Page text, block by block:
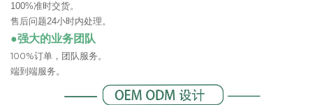
100%准时交货。
售后问题24小时内处理。
●强大的业务团队
100%订单，团队服务。
端到端服务。